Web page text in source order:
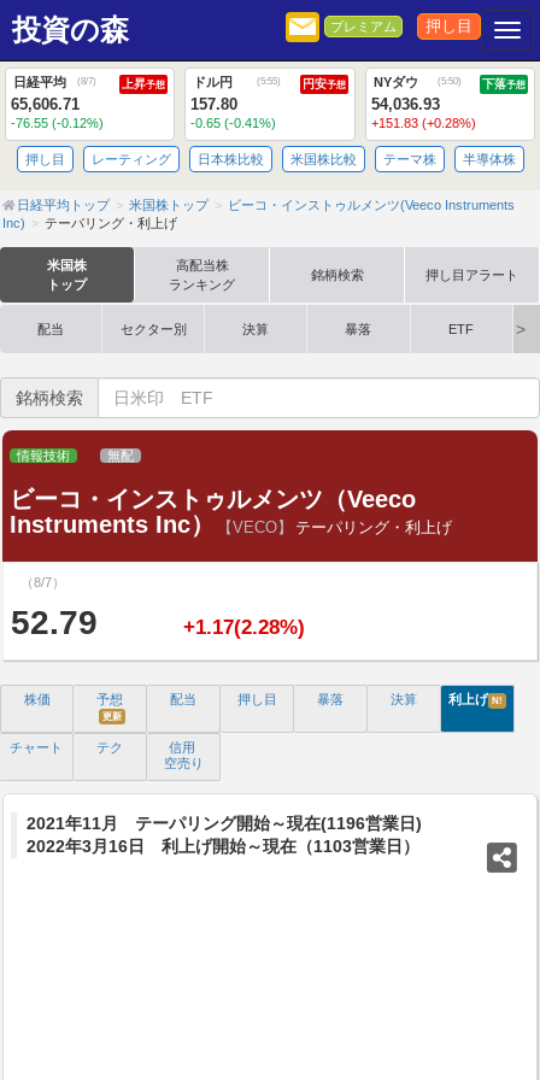
投資の森 プレミアム 押し目
日経平均 (8/7) 上昇予想
65,606.71
-76.55 (-0.12%)
ドル円 (5:55) 円安予想
157.80
-0.65 (-0.41%)
NYダウ (5:50) 下落予想
54,036.93
+151.83 (+0.28%)
押し目 レーティング 日本株比較 米国株比較 テーマ株 半導体株
日経平均トップ 米国株トップ
ビーコ・インストゥルメンツ(Veeco Instruments
Inc)
テーパリング・利上げ
米国株
トップ
高配当株
ランキング
銘柄検索 押し目アラート
配当 セクター別 決算 暴落 ETF
銘柄検索
情報技術 無配
ビーコ・インストゥルメンツ（Veeco
Instruments Inc）
【VECO】 テーパリング・利上げ
（8/7）
52.79 +1.17(2.28%)
株価 予想
更新
配当 押し目 暴落 決算 利上げ N!
チャート テク
信用
空売り
2021年11月 テーパリング開始～現在(1196営業日)
2022年3月16日 利上げ開始～現在（1103営業日）